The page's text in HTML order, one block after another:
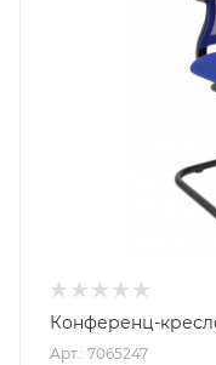
Конференц-
Арт.: 7065247